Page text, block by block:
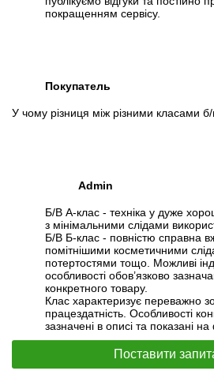
покращенням сервісу.
Покупатель
У чому різниця між різними класами б/
Admin
Б/В А-клас - техніка у дуже
з мінімальними слідами
Б/В Б-клас - повністю справна
помітнішими косметичними
потертостями тощо. Можливі
особливості обов’язково
конкретного товару.
Клас характеризує переважно
працездатність. Особливості
зазначені в описі та показані на
Поставити